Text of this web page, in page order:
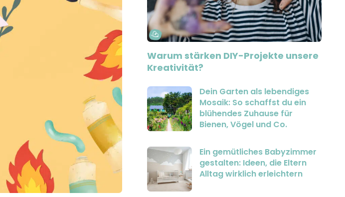
Warum stärken DIY-Projekte unsere
Kreativität?
Dein Garten als lebendiges
Mosaik: So schaffst du ein
blühendes Zuhause für
Bienen, Vögel und Co.
Ein gemütliches Babyzimmer
gestalten: Ideen, die Eltern
Alltag wirklich erleichtern